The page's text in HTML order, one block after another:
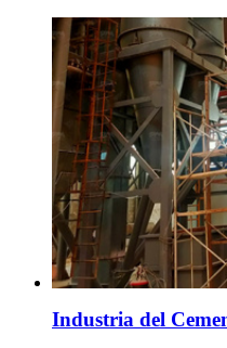
Industria del